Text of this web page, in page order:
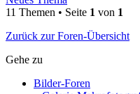
11 Themen • Seite 1 von 1
Zurück zur Foren-Übersicht
Gehe zu
Bilder-Foren